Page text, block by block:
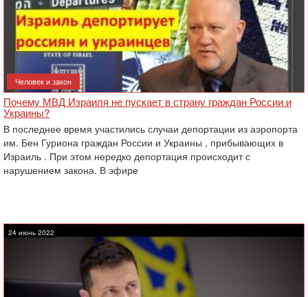
Человек и закон
Почему МВД Израиля не пускает в страну граждан России и
Украины?
В последнее время участились случаи депортации из аэропорта
им. Бен Гуриона граждан России и Украины , прибывающих в
Израиль . При этом нередко депортация происходит с
нарушением закона. В эфире
24 июнь 2022